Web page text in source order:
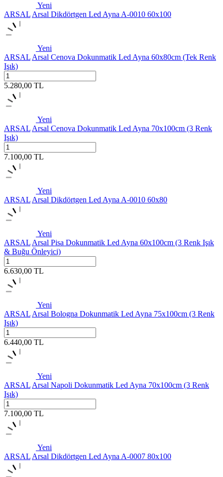
Yeni
ARSAL Arsal Dikdörtgen Led Ayna A-0010 60x100
Yeni
ARSAL Arsal Cenova Dokunmatik Led Ayna 60x80cm (Tek Renk
Işık)
5.280,00 TL
Yeni
ARSAL Arsal Cenova Dokunmatik Led Ayna 70x100cm (3 Renk
Işık)
7.100,00 TL
Yeni
ARSAL Arsal Dikdörtgen Led Ayna A-0010 60x80
Yeni
ARSAL Arsal Pisa Dokunmatik Led Ayna 60x100cm (3 Renk Işık
& Buğu Önleyici)
6.630,00 TL
Yeni
ARSAL Arsal Bologna Dokunmatik Led Ayna 75x100cm (3 Renk
Işık)
6.440,00 TL
Yeni
ARSAL Arsal Napoli Dokunmatik Led Ayna 70x100cm (3 Renk
Işık)
7.100,00 TL
Yeni
ARSAL Arsal Dikdörtgen Led Ayna A-0007 80x100